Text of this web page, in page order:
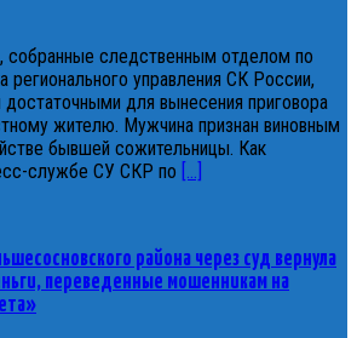
собранные следственным отделом по
регионального управления СК России,
для вынесения приговора
жителю. Мужчина признан виновным
бывшей сожительницы. Как
службе СУ СКР по [...]
района через суд вернула
переведенные мошенникам на